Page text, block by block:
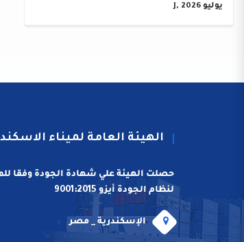
يوليو J, 2026
الهيئة العامة لميناء
حصلت الهيئة علي شهادة الجودة وفقا
لنظام الجودة أيزو 9001:2015
الإسكندرية _ مصر